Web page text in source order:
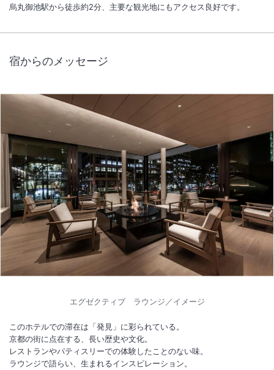
当ホテル北側隣接地におきまして新築工事が実施されます。
工期：着工日より約23ヶ月
作業時間：8:00～18:30（前後約30分は準備・清掃作業）
※日曜日・祝日および2026年8月15日（土）、2026年12月30日（水）
～2027年1月4日（月）、
2027年8月16日（月）、2027年12月30日（木）～2028年1月4日
（火）は作業を行いません。
※期間中、時間帯によっては工事音が聞こえる場合がございます。
※重要なお知らせです。必ず続きをご確認ください。
烏丸御池駅から徒歩約2分、主要な観光地にもアクセス良好です。
宿からのメッセージ
エグゼクティブ ラウンジ／イメージ
このホテルでの滞在は「発見」に彩られている。
京都の街に点在する、長い歴史や文化。
レストランやパティスリーでの体験したことのない味。
ラウンジで語らい、生まれるインスピレーション。